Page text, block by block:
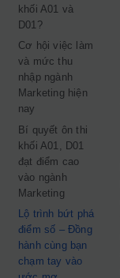
khối A01 và
D01?
Cơ hội việc làm
và mức thu
nhập ngành
Marketing hiện
nay
Bí quyết ôn thi
khối A01, D01
đạt điểm cao
vào ngành
Marketing
Lộ trình bứt phá
điểm số – Đồng
hành cùng bạn
chạm tay vào